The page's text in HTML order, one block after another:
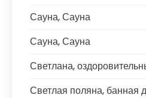
Сауна, Сауна
Сауна, Сауна
Светлана,
Светлая поляна, банная